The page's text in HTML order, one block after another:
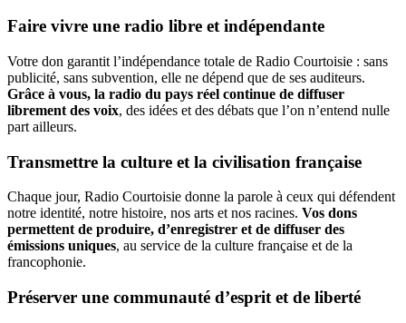
Faire vivre une radio libre et indépendante
Votre don garantit l’indépendance totale de Radio Courtoisie : sans
publicité, sans subvention, elle ne dépend que de ses auditeurs.
Grâce à vous, la radio du pays réel continue de diffuser
librement des voix, des idées et des débats que l’on n’entend nulle
part ailleurs.
Transmettre la culture et la civilisation française
Chaque jour, Radio Courtoisie donne la parole à ceux qui défendent
notre identité, notre histoire, nos arts et nos racines. Vos dons
permettent de produire, d’enregistrer et de diffuser des
émissions uniques, au service de la culture française et de la
francophonie.
Préserver une communauté d’esprit et de liberté